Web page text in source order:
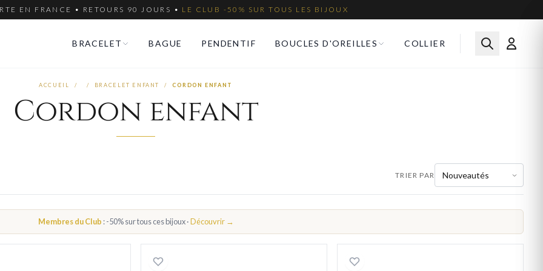
EN FRANCE • RETOURS 90 JOURS • LE CLUB -50% SUR TOUS LES BIJOUX
BRACELET BAGUE PENDENTIF BOUCLES D'OREILLES COLLIER
ACCUEIL / / BRACELET ENFANT / CORDON ENFANT
Cordon enfant
TRIER PAR
Membres du Club : -50% sur tous ces bijoux ·Découvrir →
Bracelet Cordon Homme Acier Gjon marron Bracelet Cordon Homme Acier Tahofik bleu